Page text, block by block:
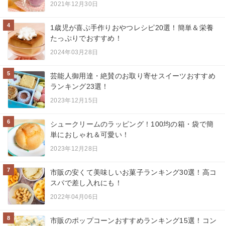
2021年12月30日
4
1歳児が喜ぶ手作りおやつレシピ20選！簡単＆栄養
たっぷりでおすすめ！
2024年03月28日
5
芸能人御用達・絶賛のお取り寄せスイーツおすすめ
ランキング23選！
2023年12月15日
6
シュークリームのラッピング！100均の箱・袋で簡
単におしゃれ＆可愛い！
2023年12月28日
7
市販の安くて美味しいお菓子ランキング30選！高コ
スパで差し入れにも！
2022年04月06日
8
市販のポップコーンおすすめランキング15選！コン